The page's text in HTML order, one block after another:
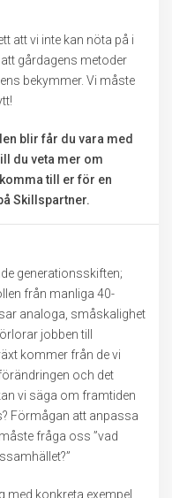
att vi inte kan nöta på i
gårdagens metoder
bekymmer. Vi måste
blir får du vara med
du veta mer om
till er för en
Skillspartner.
generationsskiften;
från manliga 40-
analoga, småskalighet
jobben till
kommer från de vi
och det
vi säga om framtiden
Förmågan att anpassa
fråga oss ”vad
konkreta exempel